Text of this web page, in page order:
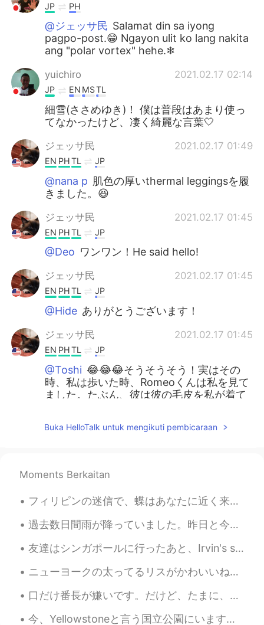
JP PH
@ジェッサ民 Salamat din sa iyong
pagpo-post.😁 Ngayon ulit ko lang nakita
ang "polar vortex" hehe.❄
yuichiro 2021.02.17 02:14
JP EN MSTL
細雪(ささめゆき)！ 僕は普段はあまり使っ
てなかったけど、凄く綺麗な言葉🤍
ジェッサ民 2021.02.17 01:49
EN PHTL JP
@nana p 肌色の厚いthermal leggingsを履
きました。😆
ジェッサ民 2021.02.17 01:45
EN PHTL JP
@Deo ワンワン！He said hello!
ジェッサ民 2021.02.17 01:45
EN PHTL JP
@Hide ありがとうございます！
ジェッサ民 2021.02.17 01:45
EN PHTL JP
@Toshi 😂😂😂そうそうそう！実はその
時、私は歩いた時、Romeoくんは私を見て
ました。たぶん、彼は彼の毛皮を私が着て
ジェッサ民 2021.02.17 01:42
ございます！ 辞書で「Polar vortex」を調
JP EN
足は寒くなかった?!かわいい！
Ely Taka 2021.02.16 21:56
PH
極渦のせいで今細雪が降っています。
Buka HelloTalk untuk mengikuti pembicaraan
Moments Berkaitan
フィリピンの迷信で、蝶はあなたに近く来たら、それは亡くなった親戚の魂です。本当の現象以上のもので、比喩です。地面が好きな毛虫は蝶になったように地上の体を残した魂です。 今日はいつもの田舎の道路...
過去数日間雨が降っていました。昨日と今日は晴れた日だから良かった！☀️ モモちゃんは裏庭に走って、ドアを見つけられないので、中に入るためにスクリーンを登ってみました。😂 スパイダー猫になったね。🕷🐱
友達はシンガポールに行ったあと、Irvin's salted egg fish skinをお土産としてくれました。大好きになった。フィリピンにもこれは人気があります。友達か家族はフィリピンに行け...
ニューヨークの太ってるリスがかわいいね！ 友達はリスの写真を撮ってる私の写真を撮りました。笑 Does it make any sense? My friend took a photo o...
口だけ番長が嫌いです。だけど、たまに、私も口だけ番長になってます。😩神様助けて〜 Based on this image, what English expression can you th...
今、Yellowstoneと言う国立公園にいます。もともと、Yellow Stoneの綺麗で人気所だけを見たかったです。写真を撮ることが大好きだから。たとえば、Old FaithfulとGran...